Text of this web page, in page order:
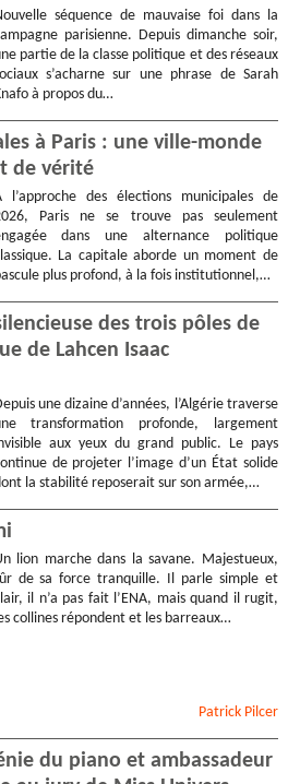
séquence de mauvaise foi dans la
parisienne. Depuis dimanche soir,
partie de la classe politique et des réseaux
s’acharne sur une phrase de Sarah
à propos du…
à Paris : une ville-monde
de vérité
l’approche des élections municipales de
Paris ne se trouve pas seulement
dans une alternance politique
La capitale aborde un moment de
plus profond, à la fois institutionnel,…
des trois pôles de
de Lahcen Isaac
une dizaine d’années, l’Algérie traverse
transformation profonde, largement
aux yeux du grand public. Le pays
de projeter l’image d’un État solide
la stabilité reposerait sur son armée,…
lion marche dans la savane. Majestueux,
de sa force tranquille. Il parle simple et
il n’a pas fait l’ENA, mais quand il rugit,
collines répondent et les barreaux…
Patrick Pilcer
du piano et ambassadeur